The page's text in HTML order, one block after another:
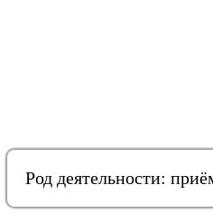
Род деятельности: